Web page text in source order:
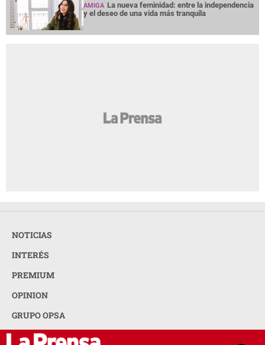
AMIGA La nueva feminidad: entre la independencia
y el deseo de una vida más tranquila
NOTICIAS
INTERÉS
PREMIUM
OPINION
GRUPO OPSA